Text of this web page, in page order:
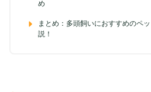
め
まとめ：多頭飼いにおすすめのペ
説！